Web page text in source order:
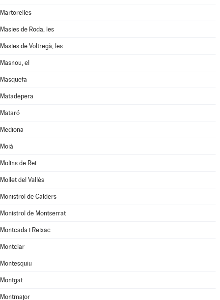
Martorelles
Masies de Roda, les
Masies de Voltregà, les
Masnou, el
Masquefa
Matadepera
Mataró
Mediona
Moià
Molins de Rei
Mollet del Vallès
Monistrol de Calders
Monistrol de Montserrat
Montcada i Reixac
Montclar
Montesquiu
Montgat
Montmajor